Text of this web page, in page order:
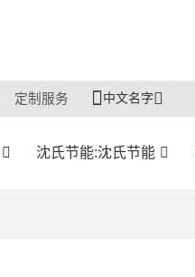
定制服务 中文名字
沈氏节能:沈氏节能